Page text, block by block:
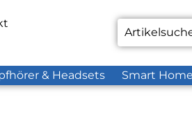
& Headsets Smart Home